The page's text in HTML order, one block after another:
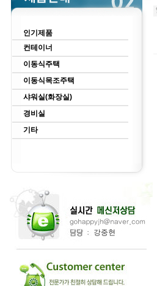
인기제품
컨테이너
이동식주택
이동식목조주택
샤워실(화장실)
경비실
기타